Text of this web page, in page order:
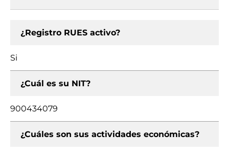
¿Registro RUES activo?
Si
¿Cuál es su NIT?
900434079
¿Cuáles son sus actividades económicas?